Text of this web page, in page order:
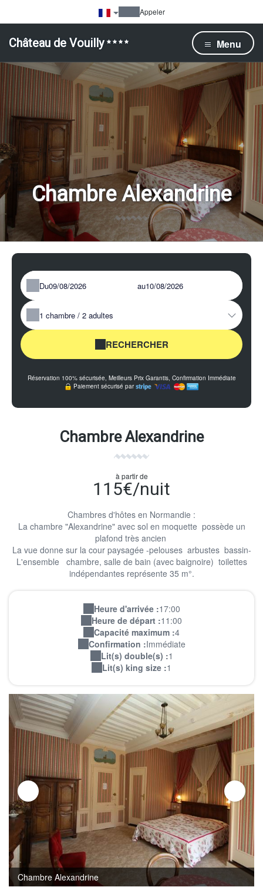
Appeler
Château de Vouilly Menu
Chambre Alexandrine
Du au
1 chambre / 2 adultes
RECHERCHER
Réservation 100% sécurisée, Meilleurs Prix Garantis, Confirmation Immédiate
Paiement sécurisé par
Chambre Alexandrine
à partir de
115€/nuit
Chambres d'hôtes en Normandie :
La chambre "Alexandrine" avec sol en moquette possède un
plafond très ancien
La vue donne sur la cour paysagée -pelouses arbustes bassin-
L'ensemble chambre, salle de bain (avec baignoire) toilettes
indépendantes représente 35 m°.
Heure d'arrivée :17:00
Heure de départ :11:00
Capacité maximum :4
Confirmation :Immédiate
Lit(s) double(s) :1
Lit(s) king size :1
Chambre Alexandrine